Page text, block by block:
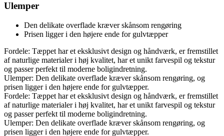
Ulemper
Den delikate overflade kræver skånsom rengøring
Prisen ligger i den højere ende for gulvtæpper
Fordele: Tæppet har et eksklusivt design og håndværk, er fremstillet
af naturlige materialer i høj kvalitet, har et unikt farvespil og tekstur
og passer perfekt til moderne boligindretning.
Ulemper: Den delikate overflade kræver skånsom rengøring, og
prisen ligger i den højere ende for gulvtæpper.
Fordele: Tæppet har et eksklusivt design og håndværk, er fremstillet
af naturlige materialer i høj kvalitet, har et unikt farvespil og tekstur
og passer perfekt til moderne boligindretning.
Ulemper: Den delikate overflade kræver skånsom rengøring, og
prisen ligger i den højere ende for gulvtæpper.